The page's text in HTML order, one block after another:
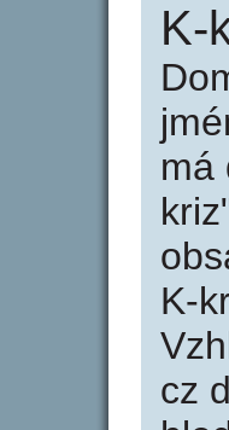
K-
má
K-
cz